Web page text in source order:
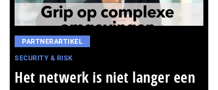
PARTNERARTIKEL
SECURITY & RISK
Het netwerk is niet langer een